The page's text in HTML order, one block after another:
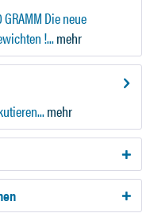
GRAMM Die neue
!...mehr
mehr